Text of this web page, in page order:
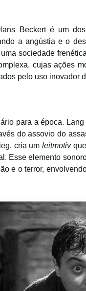
Beckert é um
a angústia e o
sociedade
cujas ações
pelo uso inovador
para a época.
do assovio do
cria um leitmotivque
Esse elemento
e o terror,